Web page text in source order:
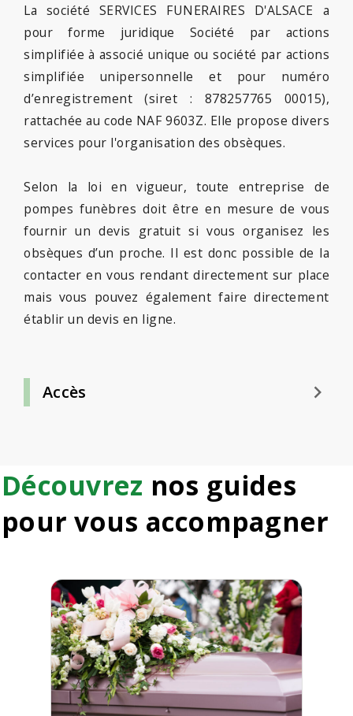
La société SERVICES FUNERAIRES D'ALSACE a
pour forme juridique Société par actions
simplifiée à associé unique ou société par actions
simplifiée unipersonnelle et pour numéro
d’enregistrement (siret : 878257765 00015),
rattachée au code NAF 9603Z. Elle propose divers
services pour l'organisation des obsèques.
Selon la loi en vigueur, toute entreprise de
pompes funèbres doit être en mesure de vous
fournir un devis gratuit si vous organisez les
obsèques d’un proche. Il est donc possible de la
contacter en vous rendant directement sur place
mais vous pouvez également faire directement
établir un devis en ligne.
Accès keyboard_arrow_right
Découvrez nos guides
pour vous accompagner